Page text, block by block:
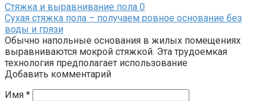
Стяжка и выравнивание пола 0
Сухая стяжка пола – получаем ровное основание без
воды и грязи
Обычно напольные основания в жилых помещениях
выравниваются мокрой стяжкой. Эта трудоемкая
технология предполагает использование
Добавить комментарий
Имя *